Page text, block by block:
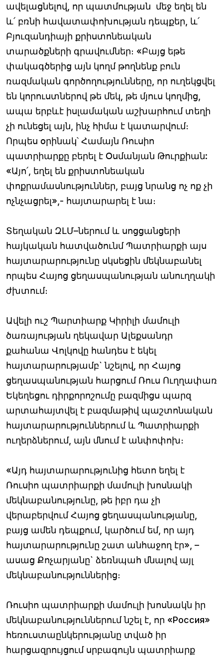
ավելացնելով, որ պատմության մեջ եղել են
և՛ բռնի հավատափոխության դեպքեր, և՛
Բյուզանդիայի քրիստոնեական
տարածքների գրավումներ։ «Բայց եթե
փակագծերից այն կողմ թողնենք բուն
ռազմական գործողությունները, որ ուղեկցվել
են կորուստներով թե մեկ, թե մյուս կողմից,
ապա երբևէ իսլամական աշխարհում տեղի
չի ունեցել այն, ինչ հիմա է կատարվում։
Որպես օրինակ՝ Համայն Ռուսիո
պատրիարքը բերել է Օսմանյան Թուրքիան:
«Այո՛, եղել են քրիստոնեական
փոքրամասնություններ, բայց նրանց ոչ ոք չի
ոչնչացրել»,- հայտարարել է նա։
Տեղական ԶԼՄ–ներում և սոցցանցերի
հայկական հատվածունմ Պատրիարքի այս
հայտարարությունը սկսեցին մեկնաբանել
որպես Հայոց ցեղասպանության անուղղակի
ժխտում։
Ավելի ուշ Պարտիարք Կիրիլի մամուլի
ծառայության ղեկավար Ալեքսանդր
քահանա Վոլկովը հանդես է եկել
հայտարարությամբ` նշելով, որ Հայոց
ցեղասպանության հարցում Ռուս Ուղղափառ
Եկեղեցու դիրքորոշումը բազմիցս պարզ
արտահայտվել է բազմաթիվ պաշտոնական
հայտարարություններում և Պատրիարքի
ուղերձներում, այն մնում է անփոփոխ։
«Այդ հայտարարությունից հետո եղել է
Ռուսիո պատրիարքի մամուլի խոսնակի
մեկնաբանությունը, թե իբր դա չի
վերաբերվում Հայոց ցեղասպանությանը,
բայց ամեն դեպքում, կարծում եմ, որ այդ
հայտարարությունը շատ անհաջող էր», –
ասաց Քոչարյանը` ձեռնպահ մնալով այլ
մեկնաբանություններից։
Ռուսիո պատրիարքի մամուլի խոսնակն իր
մեկնաբանություններում նշել է, որ «Россия»
հեռուստաընկերությանը տված իր
հարցազրույցում սրբագույն պատրիարք